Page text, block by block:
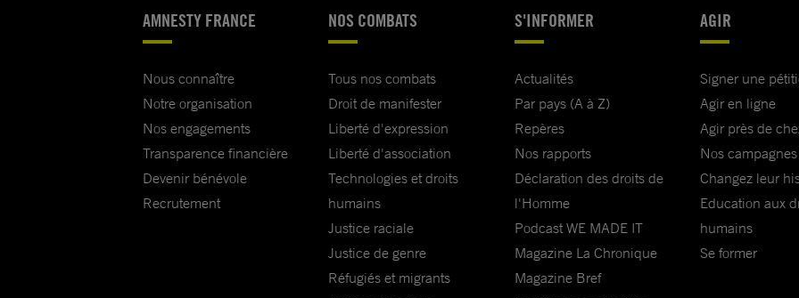
AMNESTY FRANCE
Nous connaître
Notre organisation
Nos engagements
Transparence financière
Devenir bénévole
Recrutement
NOS COMBATS
Tous nos combats
Droit de manifester
Liberté d'expression
Liberté d'association
Technologies et droits
humains
Justice raciale
Justice de genre
Réfugiés et migrants
S'INFORMER
Actualités
Par pays (A à Z)
Repères
Nos rapports
Déclaration des droits de
l'Homme
Podcast WE MADE IT
Magazine La Chronique
Magazine Bref
AGIR
Signer une
Agir en ligne
Agir près de
Nos campagnes
Changez leur
Education aux
humains
Se former